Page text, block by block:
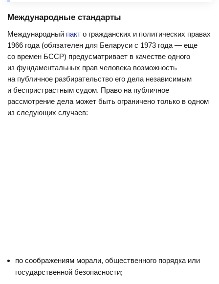
Международные стандарты
Международный пакт о гражданских и политических правах
1966 года (обязателен для Беларуси с 1973 года — еще
со времен БССР) предусматривает в качестве одного
из фундаментальных прав человека возможность
на публичное разбирательство его дела независимым
и беспристрастным судом. Право на публичное
рассмотрение дела может быть ограничено только в одном
из следующих случаев:
по соображениям морали, общественного порядка или
государственной безопасности;